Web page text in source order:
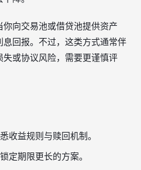
你向交易池或借贷池提供资产
回报。不过，这类方式通常伴
或协议风险，需要更谨慎评
收益规则与赎回机制。
定期限更长的方案。